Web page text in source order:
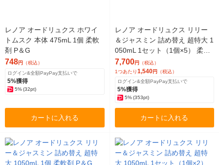
レノア オードリュクス ホワイ
トムスク 本体 475mL 1個 柔軟
剤 P＆G
748円 （税込）
ログイン&全額PayPay支払いで
5%獲得
5%(32pt)
カートに入れる
レノア オードリュクス リリー
＆ジャスミン 詰め替え 超特大 1
050mL 1セット（1個×5） 柔軟
剤 P＆G
7,700円 （税込）
1つあたり1,540円 （税込）
ログイン&全額PayPay支払いで
5%獲得
5% (353pt)
カートに入れる